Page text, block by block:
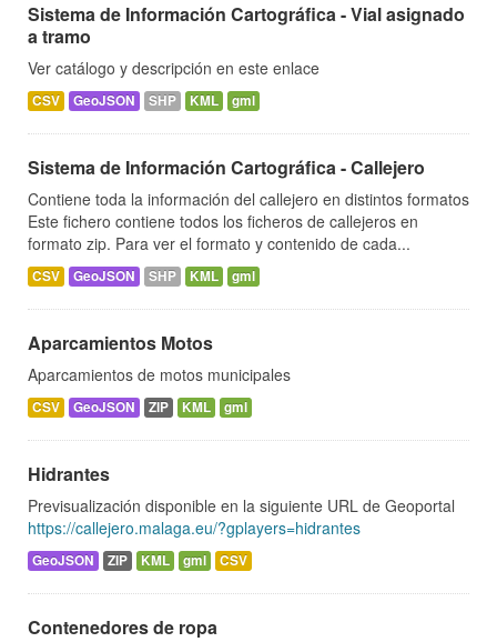
Sistema de Información Cartográfica - Vial asignado
a tramo
Ver catálogo y descripción en este enlace
CSV GeoJSON SHP KML gml
Sistema de Información Cartográfica - Callejero
Contiene toda la información del callejero en distintos formatos
Este fichero contiene todos los ficheros de callejeros en
formato zip. Para ver el formato y contenido de cada...
CSV GeoJSON SHP KML gml
Aparcamientos Motos
Aparcamientos de motos municipales
CSV GeoJSON ZIP KML gml
Hidrantes
Previsualización disponible en la siguiente URL de Geoportal
https://callejero.malaga.eu/?gplayers=hidrantes
GeoJSON ZIP KML gml CSV
Contenedores de ropa